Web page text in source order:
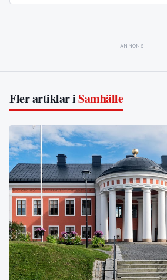
ANNONS
Fler artiklar iSamhälle